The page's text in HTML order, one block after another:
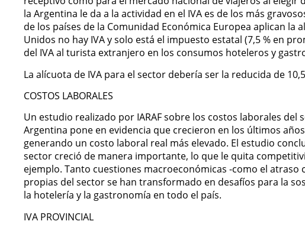
la Argentina le da a la actividad en el IVA es de los más
de los países de la Comunidad Económica Europea aplican la
Unidos no hay IVA y solo está el impuesto estatal (7,5 % en
del IVA al turista extranjero en los consumos hoteleros y
La alícuota de IVA para el sector debería ser la reducida de
COSTOS LABORALES
Un estudio realizado por IARAF sobre los costos laborales
Argentina pone en evidencia que crecieron en los últimos
generando un costo laboral real más elevado. El estudio
sector creció de manera importante, lo que le quita
ejemplo. Tanto cuestiones macroeconómicas -como el atraso
propias del sector se han transformado en desafíos para la
la hotelería y la gastronomía en todo el país.
IVA PROVINCIAL